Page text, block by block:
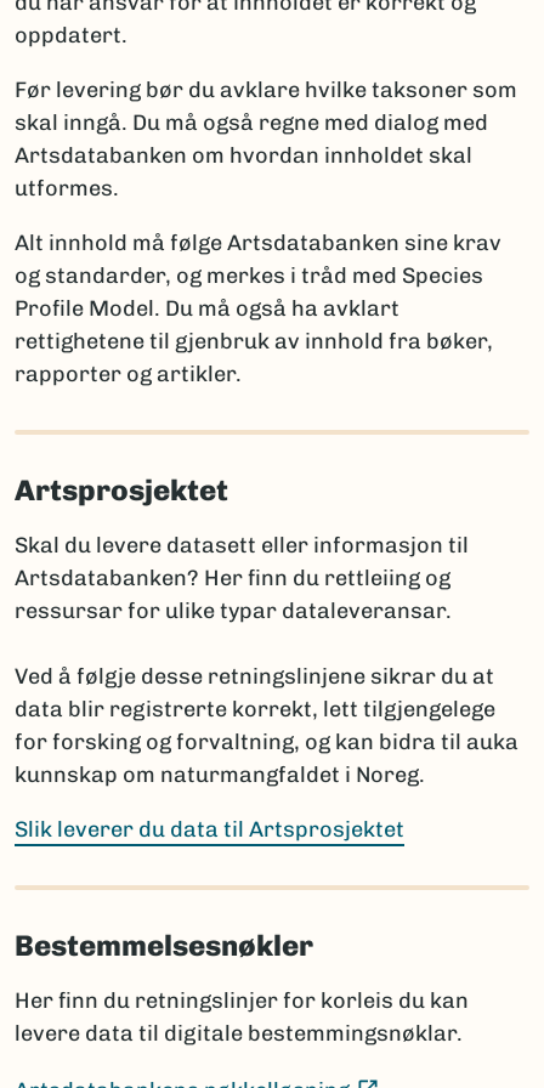
Artsdatabanken
ny for vitenskapen
ny for Norge
funn av en art som tidligere ble antatt forsvunnet
fra Norge
funn av art som er tidligere registrert i Norge
Merk:Kun én av disse opplysningene per takson skal
brukes for å sikre entydig statistikk. Et kommentarfelt
kan brukes ved behov for ytterligere forklaringer.
Rapportering av arter nye for vitenskapen
autor oppgis, sammen med litteraturreferanse der
regelverket for den aktuelle artsgruppen:
International Code of Nomenclature for Algae,
Fungi and Plants
(Ekstern lenke)
International Code of Zoological Nomenclature
slektsnavn + “sp. nov.”. Det bør da legges til en
kommentar om planlagt publisering: hvor og når
navnet skal publiseres i henhold til regelverket.
Prosjektet har ansvar for å informere Artsdatabanken
skjer lenge etter prosjektets slutt.
Sammenligning mot Artsdatabankens navneregister
innholdet i navneregisteret Nortaxa gjennom
listesøket.
Dette hjelper med å:
oppdatert.
Før levering bør du avklare hvilke taksoner som
skal inngå. Du må også regne med dialog med
Artsdatabanken om hvordan innholdet skal
utformes.
Alt innhold må følge Artsdatabanken sine krav
og standarder, og merkes i tråd med Species
Profile Model. Du må også ha avklart
rettighetene til gjenbruk av innhold fra bøker,
rapporter og artikler.
Artsprosjektet
Skal du levere datasett eller informasjon til
Artsdatabanken? Her finn du rettleiing og
ressursar for ulike typar dataleveransar.
Ved å følgje desse retningslinjene sikrar du at
data blir registrerte korrekt, lett tilgjengelege
for forsking og forvaltning, og kan bidra til auka
kunnskap om naturmangfaldet i Noreg.
Slik leverer du data til Artsprosjektet
Bestemmelsesnøkler
Her finn du retningslinjer for korleis du kan
levere data til digitale bestemmingsnøklar.